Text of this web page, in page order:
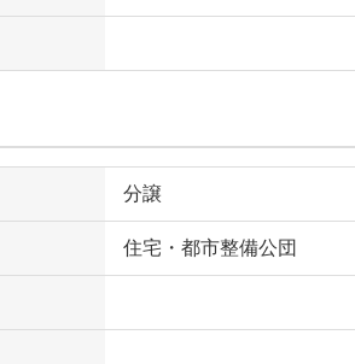
分譲
住宅・都市整備公団